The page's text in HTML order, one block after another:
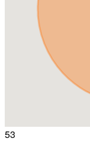
53